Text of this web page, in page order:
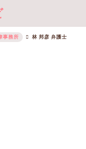
事務所 林 邦彦 弁護士